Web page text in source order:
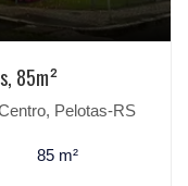
85m²
Pelotas-RS
85 m²